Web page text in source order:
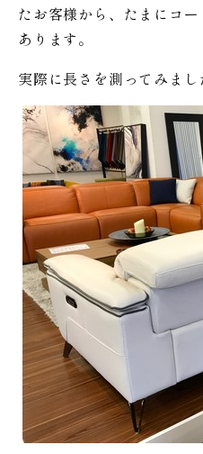
たお客様から、たまにコ
あります。
実際に長さを測ってみまし